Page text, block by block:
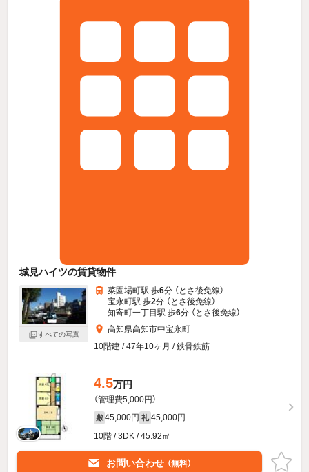
城見ハイツの賃貸物件
すべての写真
菜園場町駅 歩6分 （とさ後免線）
宝永町駅 歩2分 （とさ後免線）
知寄町一丁目駅 歩6分 （とさ後免線）
高知県高知市中宝永町
10階建 / 47年10ヶ月 / 鉄骨鉄筋
4.5万円
（管理費5,000円）
敷 45,000円 礼 45,000円
10階 / 3DK / 45.92㎡
お問い合わせ （無料）